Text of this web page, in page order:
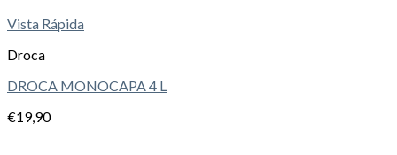
Vista Rápida
Droca
DROCA MONOCAPA 4 L
€19,90